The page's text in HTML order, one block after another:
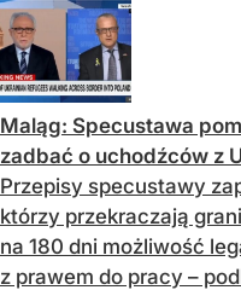
Maląg: Specustawa
zadbać o uchodźców z
Przepisy specustawy
którzy przekraczają
na 180 dni możliwość
z prawem do pracy –